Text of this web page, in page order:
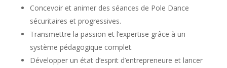
Concevoir et animer des séances de Pole Dance
sécuritaires et progressives.
Transmettre la passion et l’expertise grâce à un
système pédagogique complet.
Développer un état d’esprit d’entrepreneure et lancer